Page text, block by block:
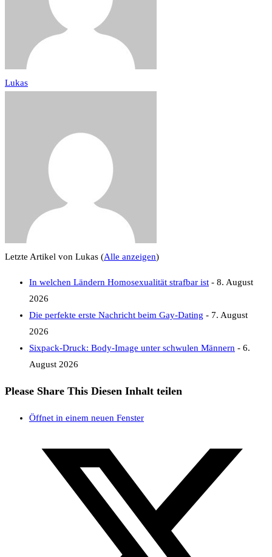
Lukas
Letzte Artikel von Lukas (Alle anzeigen)
In welchen Ländern Homosexualität strafbar ist - 8. August
2026
Die perfekte erste Nachricht beim Gay-Dating - 7. August
2026
Sixpack-Druck: Body-Image unter schwulen Männern - 6.
August 2026
Please Share This Diesen Inhalt teilen
Öffnet in einem neuen Fenster